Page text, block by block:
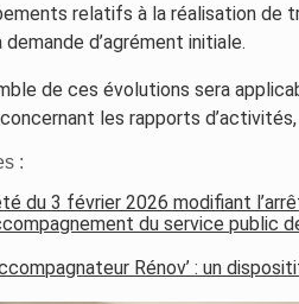
relatifs à la réalisation de
demande d’agrément initiale.
de ces évolutions sera
les rapports d’activités,
:
du 3 février 2026 modifiant
du service public
Rénov’ : un